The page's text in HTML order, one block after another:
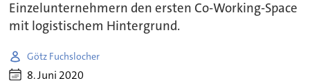
Einzelunternehmern den ersten Co-Working-Space
mit logistischem Hintergrund.
Götz Fuchslocher
8. Juni 2020